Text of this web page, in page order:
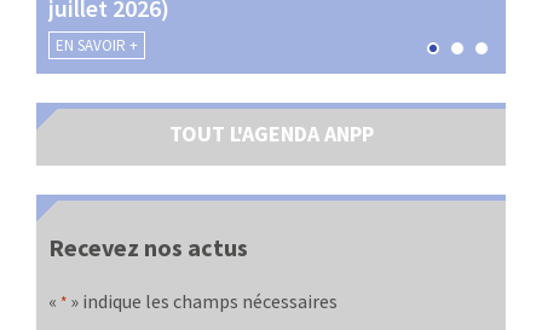
juillet 2026)
EN SAVOIR +
TOUT L'AGENDA ANPP
Recevez nos actus
« * » indique les champs nécessaires